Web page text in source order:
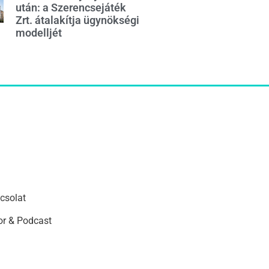
után: a Szerencsejáték
Zrt. átalakítja ügynökségi
modelljét
& Podcast